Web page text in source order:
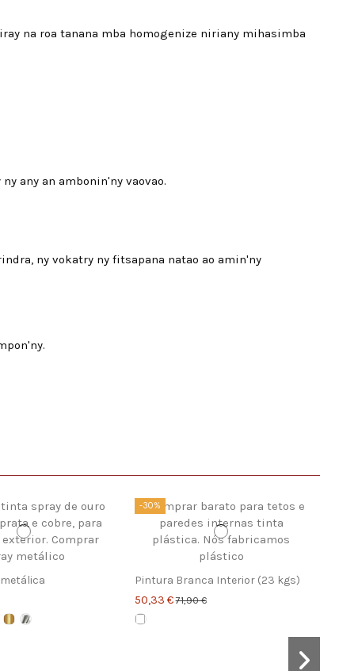
na roa tanana mba homogenize niriany mihasimba
any an ambonin'ny vaovao.
ny vokatry ny fitsapana natao ao amin'ny
metálica
-30%
Pintura Branca Interior (23 kgs)
50,33 €71,90 €